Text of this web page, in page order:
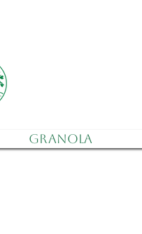
Granola